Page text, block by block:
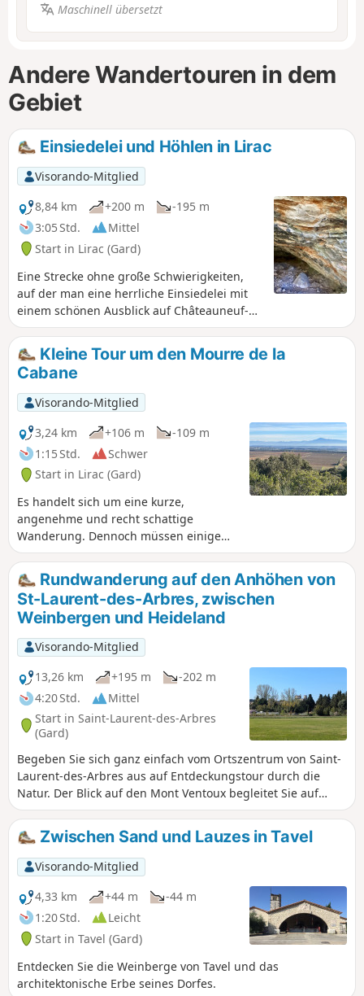
Maschinell übersetzt
Andere Wandertouren in dem
Gebiet
Einsiedelei und Höhlen in Lirac
Visorando-Mitglied
8,84 km
+200 m
-195 m
3:05 Std.
Mittel
Start in Lirac (Gard)
Eine Strecke ohne große Schwierigkeiten,
auf der man eine herrliche Einsiedelei mit
einem schönen Ausblick auf Châteauneuf-
du-Pape und den Ventoux entdecken kann.
Es ist auch möglich, zwei kleine Aufstiege zu
bewältigen, um zwei wunderschöne Höhlen
zu erkunden und Informationen über die
Vergangenheit der Region zu erhalten. Der
Rückweg führt über einen Weg, der
teilweise die bekannten Weinberge von Lirac
überragt. Die „Montagne“, wie man sie hier
nennt, bietet eine abwechslungsreiche
Landschaft aus Heideland und Wäldern.
Kleine Tour um den Mourre de la
Cabane
Visorando-Mitglied
3,24 km
+106 m
-109 m
1:15 Std.
Schwer
Start in Lirac (Gard)
Es handelt sich um eine kurze,
angenehme und recht schattige
Wanderung. Dennoch müssen einige
kleine Pfade genommen und ein paar
Meter im „leichten Abstieg“
zurückgelegt werden. An schönen
Tagen bietet sich unterwegs ein Blick
auf das Rhonetal.
Rundwanderung auf den Anhöhen von
St-Laurent-des-Arbres, zwischen
Weinbergen und Heideland
Visorando-Mitglied
13,26 km
+195 m
-202 m
4:20 Std.
Mittel
Start in Saint-Laurent-des-Arbres
(Gard)
Begeben Sie sich ganz einfach vom Ortszentrum von Saint-
Laurent-des-Arbres aus auf Entdeckungstour durch die
Natur. Der Blick auf den Mont Ventoux begleitet Sie auf
dieser Wanderung, die keine technischen Schwierigkeiten
bereitet, für die Sie jedoch ein Paar Turnschuhe und die
Kondition für eine 13 km lange Wanderung benötigen. Trotz
mehrerer schattiger Abschnitte sollten Sie einen Hut und 1
Liter Wasser pro Person einplanen, wenn die Temperatur 25
°C übersteigt. Die Route wird Sie mit der Vielfalt ihrer
Landschaften und ihrer Vegetation überraschen. Nach
einem Abstecher durch das Heideland führt der Weg weiter
durch Lirac, dann folgt ein Aufstieg in die Weinberge, und
der Weg führt schließlich durch einen Kiefernwald mit
sandigem Boden wieder hinunter.
Zwischen Sand und Lauzes in Tavel
Visorando-Mitglied
4,33 km
+44 m
-44 m
1:20 Std.
Leicht
Start in Tavel (Gard)
Entdecken Sie die Weinberge von Tavel und das
architektonische Erbe seines Dorfes.